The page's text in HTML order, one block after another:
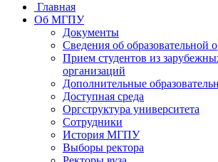
Главная
Об МГПУ
Документы
Сведения об образовательной
Прием студентов из
организаций
Дополнительные
Доступная среда
Оргструктура университета
Сотрудники
История МГПУ
Выборы ректора